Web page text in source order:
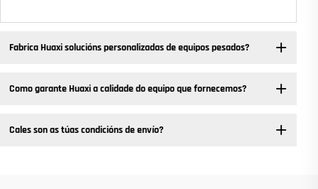
Fabrica Huaxi solucións personalizadas de equipos pesados? ​
Como garante Huaxi a calidade do equipo que fornecemos?
Cales son as túas condicións de envío?